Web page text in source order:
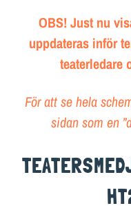
OBS! Just nu
uppdateras inför
teaterledare
För att se hela
sidan som en